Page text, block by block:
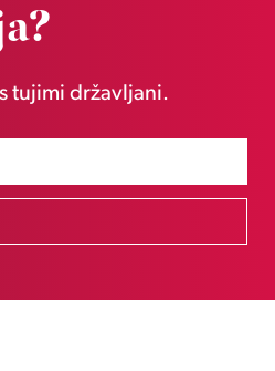
tujimi državljani.